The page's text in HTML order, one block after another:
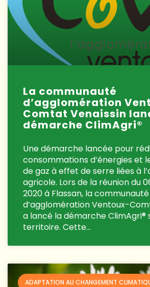
La communauté
d’agglomération
Comtat Venaissin
démarche ClimAgri®
Une démarche lancée pour
consommations d’énergies et
de gaz à effet de serre liées à
agricole. Lors de la réunion du
2020 à Flassan, la communauté
d’agglomération Ventoux-
a lancé la démarche ClimAgri®
territoire. Cette…
ADAPTATION AU CHANGEMENT